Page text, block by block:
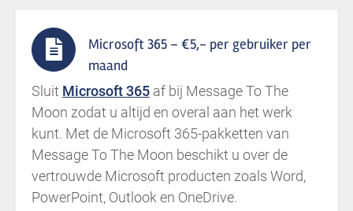
Microsoft 365 – €5,- per gebruiker per
maand
Sluit Microsoft 365 af bij Message To The
Moon zodat u altijd en overal aan het werk
kunt. Met de Microsoft 365-pakketten van
Message To The Moon beschikt u over de
vertrouwde Microsoft producten zoals Word,
PowerPoint, Outlook en OneDrive.